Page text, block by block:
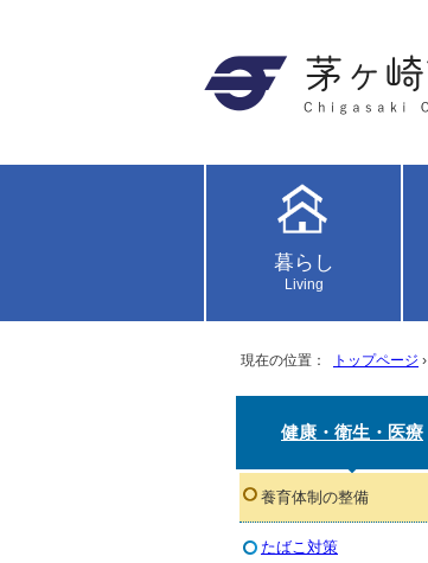
暮らし
Living
現在の位置： トップページ ›
健康・衛生・医療
養育体制の整備
たばこ対策